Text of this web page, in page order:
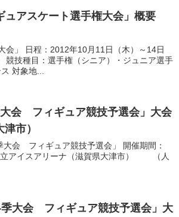
ュアスケート選手権大会」概要
」 日程：2012年10月11日（木）～14日
競技種目：選手権（シニア）・ジュニア選手
対象地...
会 フィギュア競技予選会」大会
市）
大会 フィギュア競技予選会」 開催期間：
立アイスアリーナ（滋賀県大津市） （人
大会 フィギュア競技予選会」大